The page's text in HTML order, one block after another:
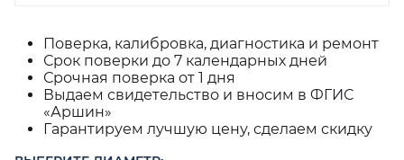
Поверка, калибровка, диагностика и ремонт
Срок поверки до 7 календарных дней
Срочная поверка от 1 дня
Выдаем свидетельство и вносим в ФГИС
«Аршин»
Гарантируем лучшую цену, сделаем скидку